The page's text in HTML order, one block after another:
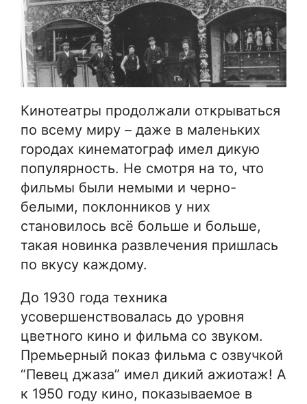
Кинотеатры продолжали открываться
по всему миру – даже в маленьких
городах кинематограф имел дикую
популярность. Не смотря на то, что
фильмы были немыми и черно-
белыми, поклонников у них
становилось всё больше и больше,
такая новинка развлечения пришлась
по вкусу каждому.
До 1930 года техника
усовершенствовалась до уровня
цветного кино и фильма со звуком.
Премьерный показ фильма с озвучкой
“Певец джаза” имел дикий ажиотаж! А
к 1950 году кино, показываемое в